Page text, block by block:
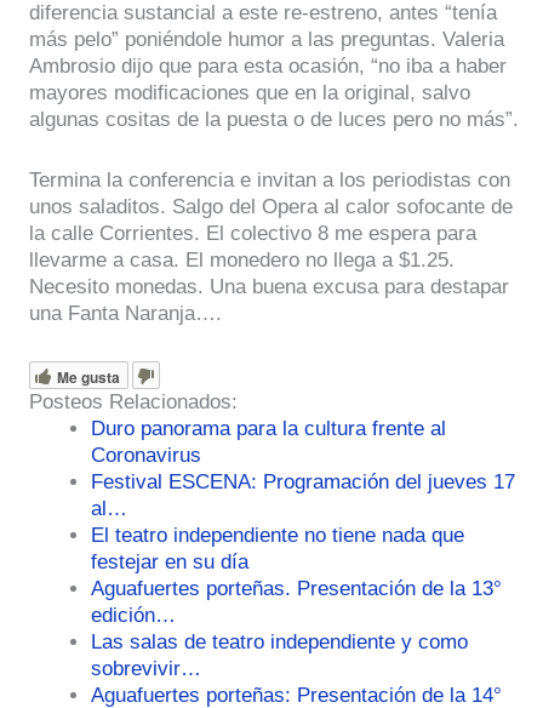
diferencia sustancial a este re-estreno, antes “tenía
más pelo” poniéndole humor a las preguntas. Valeria
Ambrosio dijo que para esta ocasión, “no iba a haber
mayores modificaciones que en la original, salvo
algunas cositas de la puesta o de luces pero no más”.
Termina la conferencia e invitan a los periodistas con
unos saladitos. Salgo del Opera al calor sofocante de
la calle Corrientes. El colectivo 8 me espera para
llevarme a casa. El monedero no llega a $1.25.
Necesito monedas. Una buena excusa para destapar
una Fanta Naranja….
Me gusta
Posteos Relacionados:
Duro panorama para la cultura frente al
Coronavirus
Festival ESCENA: Programación del jueves 17
al…
El teatro independiente no tiene nada que
festejar en su día
Aguafuertes porteñas. Presentación de la 13°
edición…
Las salas de teatro independiente y como
sobrevivir…
Aguafuertes porteñas: Presentación de la 14°